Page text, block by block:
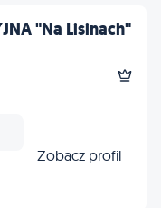
"Na Lisinach"
Zobacz profil